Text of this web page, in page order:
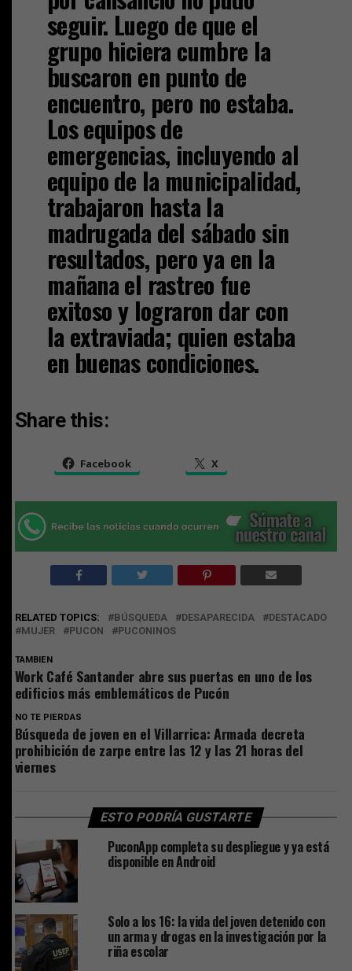
seguir. Luego de que el
grupo hiciera cumbre la
buscaron en punto de
encuentro, pero no estaba.
Los equipos de
emergencias, incluyendo al
equipo de la municipalidad,
trabajaron hasta la
madrugada del sábado sin
resultados, pero ya en la
mañana el rastreo fue
exitoso y lograron dar con
la extraviada; quien estaba
en buenas condiciones.
Share this:
Facebook X
RELATED TOPICS: BÚSQUEDA DESAPARECIDA
DESTACADO
MUJER
PUCON PUCONINOS
TAMBIEN
Work Café Santander abre sus puertas en uno de los
edificios más emblemáticos de Pucón
NO TE PIERDAS
Búsqueda de joven en el Villarrica: Armada decreta
prohibición de zarpe entre las 12 y las 21 horas del
viernes
ESTO PODRÍA GUSTARTE
PuconApp completa su despliegue y ya está
disponible en Android
Solo a los 16: la vida del joven detenido con
un arma y drogas en la investigación por la
riña escolar